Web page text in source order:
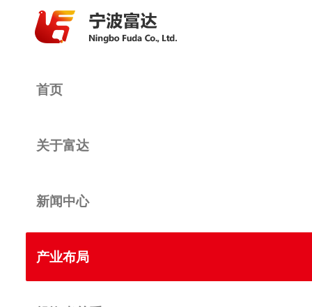
首页
关于富达
新闻中心
产业布局